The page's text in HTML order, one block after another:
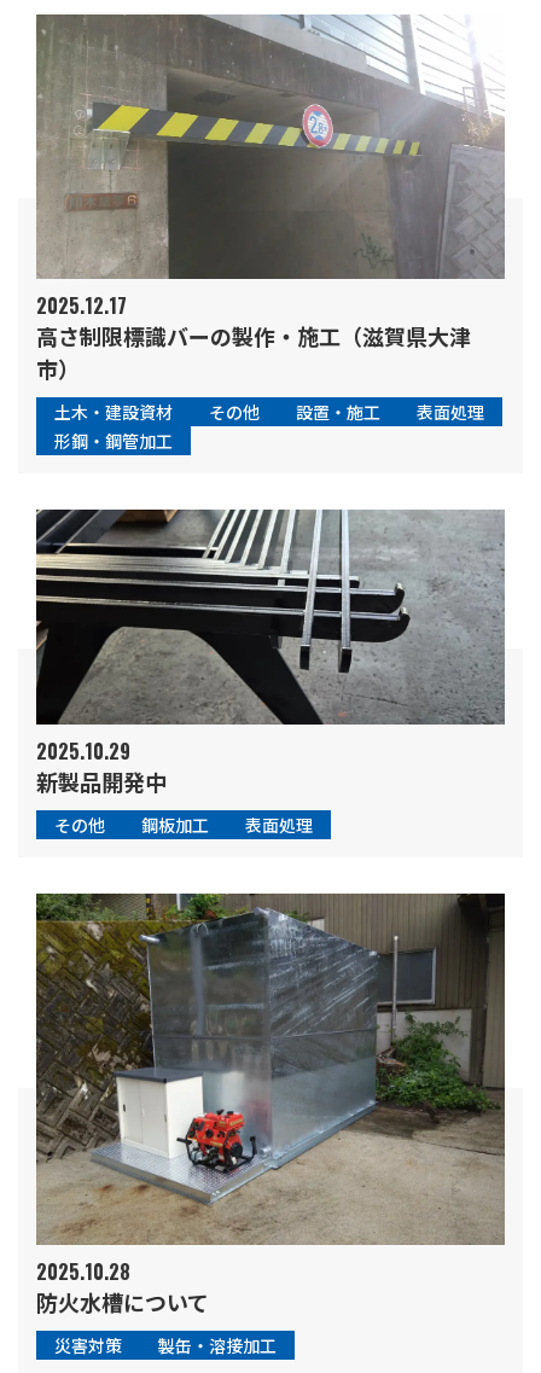
2025.12.17
高さ制限標識バーの製作・施工（滋賀県大津
市）
土木・建設資材 その他 設置・施工
表面処理
形鋼・鋼管加工
2025.10.29
新製品開発中
その他 鋼板加工 表面処理
2025.10.28
防火水槽について
災害対策 製缶・溶接加工